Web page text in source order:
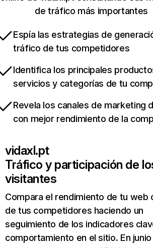
de tráfico más importantes
Espía las estrategias de
tráfico de tus competidores
Identifica los principales
servicios y categorías de tu
Revela los canales de marketing
con mejor rendimiento de la
vidaxl.pt
Tráfico y participación de
visitantes
Compara el rendimiento de tu web
de tus competidores haciendo un
seguimiento de los indicadores
comportamiento en el sitio. En junio